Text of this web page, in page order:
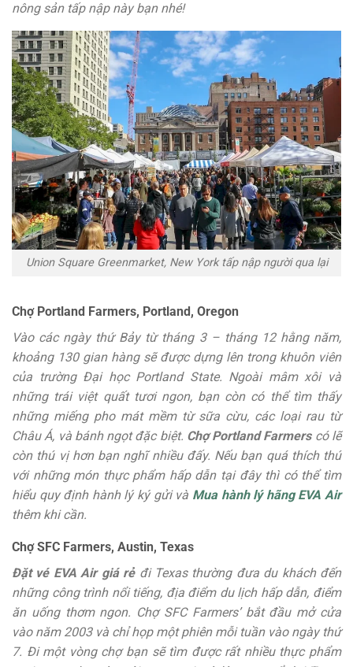
nông sản tấp nập này bạn nhé!
Union Square Greenmarket, New York tấp nập người qua lại
Chợ Portland Farmers, Portland, Oregon
Vào các ngày thứ Bảy từ tháng 3 – tháng 12 hằng năm,
khoảng 130 gian hàng sẽ được dựng lên trong khuôn viên
của trường Đại học Portland State. Ngoài mâm xôi và
những trái việt quất tươi ngon, bạn còn có thể tìm thấy
những miếng pho mát mềm từ sữa cừu, các loại rau từ
Châu Á, và bánh ngọt đặc biệt. Chợ Portland Farmerscó lẽ
còn thú vị hơn bạn nghĩ nhiều đấy. Nếu bạn quá thích thú
với những món thực phẩm hấp dẫn tại đây thì có thể tìm
hiểu quy định hành lý ký gửi và Mua hành lý hãng EVA Air
thêm khi cần.
Chợ SFC Farmers, Austin, Texas
Đặt vé EVA Air giá rẻđi Texas thường đưa du khách đến
những công trình nổi tiếng, địa điểm du lịch hấp dẫn, điểm
ăn uống thơm ngon. Chợ SFC Farmers’ bắt đầu mở cửa
vào năm 2003 và chỉ họp một phiên mỗi tuần vào ngày thứ
7. Đi một vòng chợ bạn sẽ tìm được rất nhiều thực phẩm